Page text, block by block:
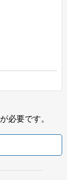
が必要です。